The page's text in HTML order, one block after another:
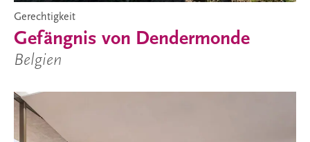
Gerechtigkeit
Gefängnis von Dendermonde
Belgien